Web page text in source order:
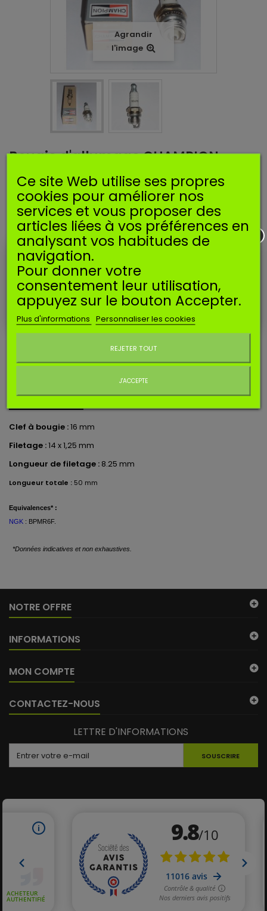
Agrandir
l'image
Bougie d'allumage CHAMPION
Référence SBCHARDJ7Y Manufacturer: CHAMPION
037551000913
Bougie d'allumageCHAMPION RDJ7Y.
EquivalentNGK BPMR6F.
Disponible
Imprimer
EN SAVOIR PLUS
Clef à bougie :16 mm
Filetage :14 x 1,25 mm
Longueur de filetage : 8.25 mm
Longueur totale : 50 mm
Equivalences* :
NGK : BPMR6F.
*Données indicatives et non exhaustives.
NOTRE OFFRE
INFORMATIONS
MON COMPTE
CONTACTEZ-NOUS
LETTRE D'INFORMATIONS
SOUSCRIRE
Ce site Web utilise ses propres
cookies pour améliorer nos
services et vous proposer des
articles liées à vos préférences en
analysant vos habitudes de
navigation.
Pour donner votre
consentement leur utilisation,
appuyez sur le bouton Accepter.
Plus d'informations Personnaliser les cookies
REJETER TOUT
J'ACCEPTE